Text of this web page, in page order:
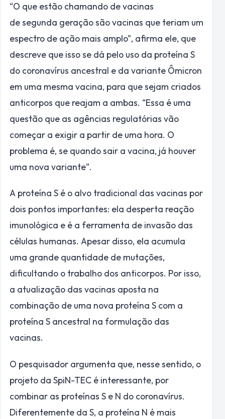
“O que estão chamando de vacinas
desegunda geração são vacinas que teriam um
espectro de ação mais amplo”, afirma ele, que
descreve que isso se dá pelo uso da proteína S
do coronavírus ancestral e da variante Ômicron
em uma mesma vacina, para que sejam criados
anticorpos que reajam a ambas. “Essa é uma
questão que as agências regulatórias vão
começar a exigir a partir de uma hora. O
problema é, se quando sair a vacina, já houver
uma nova variante”.
A proteína S é o alvo tradicional das vacinas por
dois pontos importantes: ela desperta reação
imunológica e é a ferramenta de invasão das
células humanas. Apesar disso, ela acumula
uma grande quantidade de mutações,
dificultando o trabalho dos anticorpos. Por isso,
a atualização das vacinas aposta na
combinação de uma nova proteína S com a
proteína S ancestral na formulação das
vacinas.
O pesquisador argumenta que, nesse sentido, o
projeto da SpiN-TEC é interessante, por
combinar as proteínas S e N do coronavírus.
Diferentemente da S, a proteína N é mais